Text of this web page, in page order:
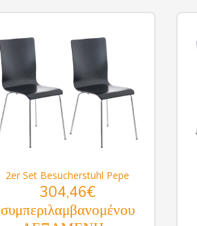
2er Set Besucherstuhl Pepe
304,46€
συμπεριλαμβανομένου